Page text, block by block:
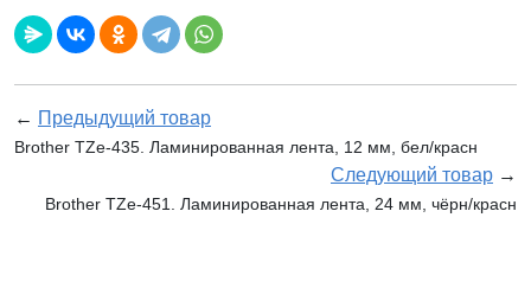
← Предыдущий товар
Brother TZe-435. Ламинированная лента, 12 мм, бел/красн
Следующий товар →
Brother TZe-451. Ламинированная лента, 24 мм, чёрн/красн